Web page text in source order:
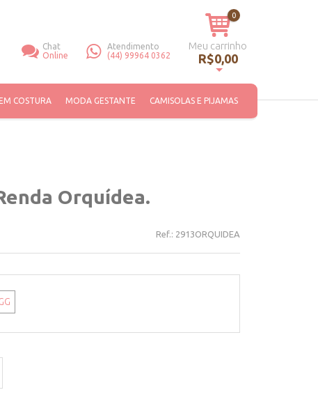
Chat
Online
Atendimento
(44) 99964 0362
0
Meu carrinho
R$0,00
COSTURA MODA GESTANTE CAMISOLAS E PIJAMAS
Orquídea.
Ref.: 2913ORQUIDEA